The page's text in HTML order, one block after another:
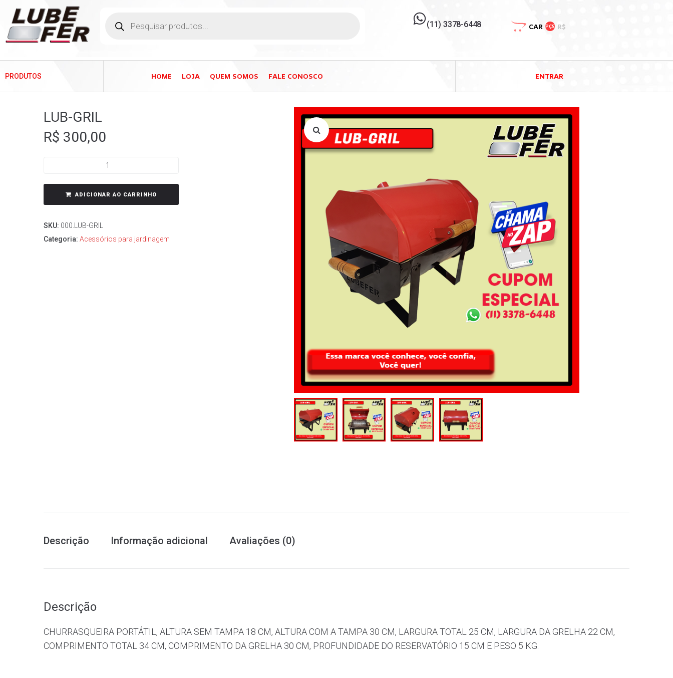
(11) 3378-6448 CAR PÇS R$
PRODUTOS HOME LOJA QUEM SOMOS FALE CONOSCO ENTRAR
LUB-GRIL
R$ 300,00
ADICIONAR AO CARRINHO
SKU: 000.LUB-GRIL
Categoria: Acessórios para jardinagem
Descrição Informação adicional Avaliações (0)
Descrição
CHURRASQUEIRA PORTÁTIL, ALTURA SEM TAMPA 18 CM, ALTURA COM A TAMPA 30 CM, LARGURA TOTAL 25 CM, LARGURA DA GRELHA 22 CM,
COMPRIMENTO TOTAL 34 CM, COMPRIMENTO DA GRELHA 30 CM, PROFUNDIDADE DO RESERVATÓRIO 15 CM E PESO 5 KG.